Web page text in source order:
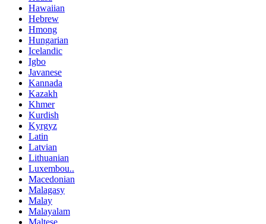
Hawaiian
Hebrew
Hmong
Hungarian
Icelandic
Igbo
Javanese
Kannada
Kazakh
Khmer
Kurdish
Kyrgyz
Latin
Latvian
Lithuanian
Luxembou..
Macedonian
Malagasy
Malay
Malayalam
Maltese